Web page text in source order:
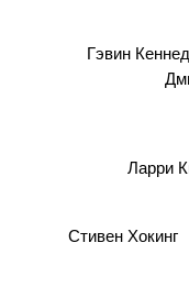
Стивен Хокинг
Ларри
Гэвин Кеннеди